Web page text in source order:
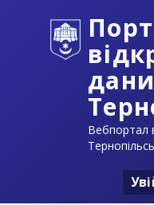
Вебпортал